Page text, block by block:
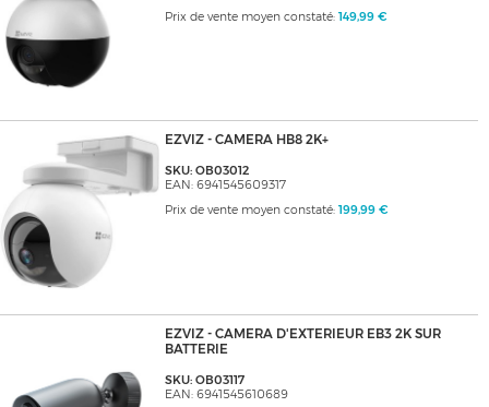
Prix de vente moyen constaté: 149,99 €
EZVIZ - CAMERA HB8 2K+
SKU: OB03012
EAN: 6941545609317
Prix de vente moyen constaté: 199,99 €
EZVIZ - CAMERA D'EXTERIEUR EB3 2K SUR
BATTERIE
SKU: OB03117
EAN: 6941545610689